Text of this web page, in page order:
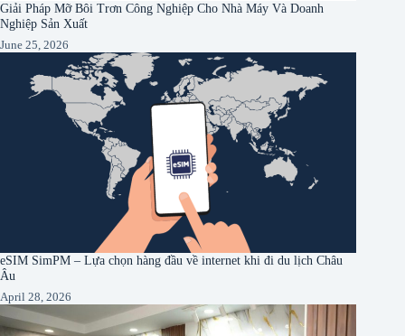
Giải Pháp Mỡ Bôi Trơn Công Nghiệp Cho Nhà Máy Và Doanh
Nghiệp Sản Xuất
June 25, 2026
eSIM SimPM – Lựa chọn hàng đầu về internet khi đi du lịch Châu
Âu
April 28, 2026